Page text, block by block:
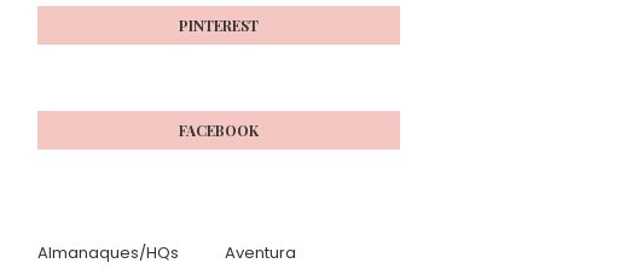
PINTEREST
FACEBOOK
Almanaques/HQs
Aventura